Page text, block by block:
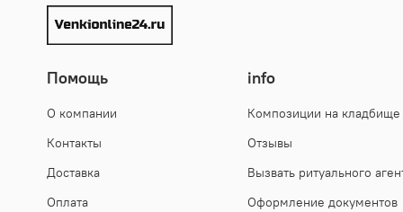
Помощь
О компании
Контакты
Доставка
Оплата
info
Композиции на кладбище
Отзывы
Вызвать ритуального
Оформление документов